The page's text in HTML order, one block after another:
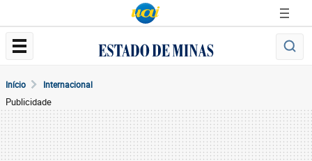
Início Internacional
Publicidade